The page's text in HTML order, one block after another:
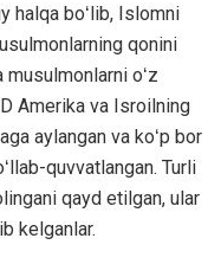
halqa boʻlib, Islomni
qonini
musulmonlarni oʻz
Amerika va Isroilning
aylangan va koʻp bor
quvvatlangan. Turli
qayd etilgan, ular
kelganlar.